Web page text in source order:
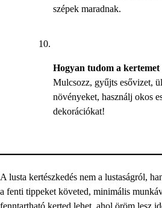
szépek maradnak.
Hogyan tudom a
Mulcsozz, gyűjts esővizet,
növényeket, használj okos
dekorációkat!
A lusta kertészkedés nem a lustaságról,
a fenti tippeket követed, minimális
fenntartható kerted lehet, ahol öröm lesz